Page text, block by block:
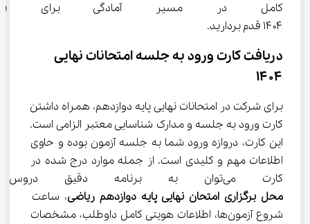
کامل در مسیر آمادگی برای
۱۴۰۴ قدم بردارید.
دریافت کارت ورود به جلسه امتحانات نهایی
۱۴۰۴
برای شرکت در امتحانات نهایی پایه دوازدهم، همراه داشتن
کارت ورود به جلسه و مدارک شناسایی معتبر الزامی است.
این کارت، دروازه ورود شما به جلسه آزمون بوده و حاوی
اطلاعات مهم و کلیدی است. از جمله موارد درج شده در
کارت می‌توان به برنامه دقیق دروس امتحانی شامل روز و
محل برگزاری امتحان نهایی پایه دوازدهم ریاضی، ساعت
شروع آزمون‌ها، اطلاعات هویتی کامل داوطلب، مشخصات